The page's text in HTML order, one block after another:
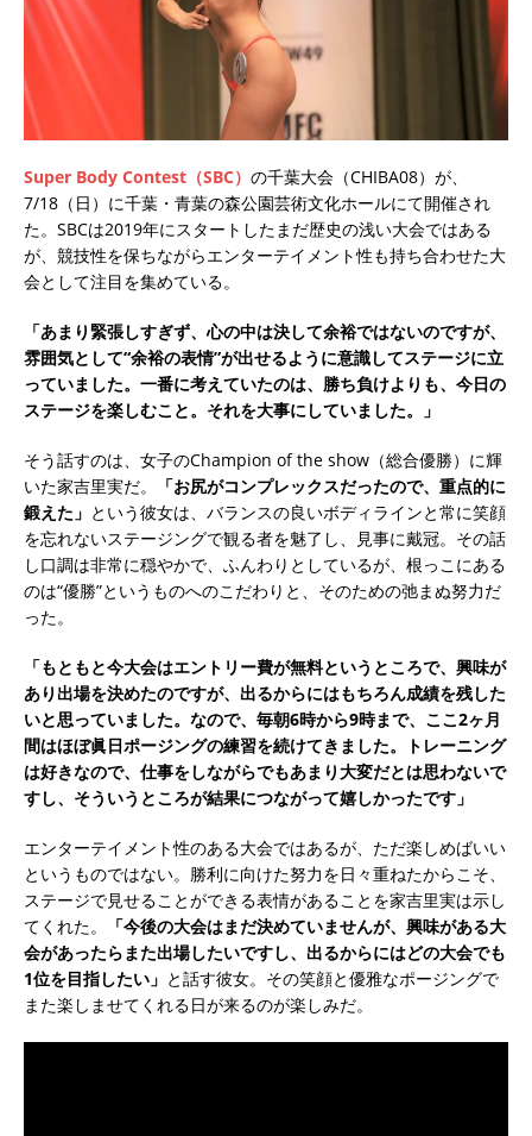
Super Body Contest（SBC） の千葉大会（CHIBA08）が、
7/18（日）に千葉・青葉の森公園芸術文化ホールにて開催され
た。SBCは2019年にスタートしたまだ歴史の浅い大会ではある
が、競技性を保ちながらエンターテイメント性も持ち合わせた大
会として注目を集めている。
「あまり緊張しすぎず、心の中は決して余裕ではないのですが、
雰囲気として“余裕の表情”が出せるように意識してステージに立
っていました。一番に考えていたのは、勝ち負けよりも、今日の
ステージを楽しむこと。それを大事にしていました。」
そう話すのは、女子のChampion of the show（総合優勝）に輝
いた家吉里実だ。
「お尻がコンプレックスだったので、重点的に
鍛えた」 という彼女は、バランスの良いボディラインと常に笑顔
を忘れないステージングで観る者を魅了し、見事に戴冠。その話
し口調は非常に穏やかで、ふんわりとしているが、根っこにある
のは“優勝”というものへのこだわりと、そのための弛まぬ努力だ
った。
「もともと今大会はエントリー費が無料というところで、興味が
あり出場を決めたのですが、出るからにはもちろん成績を残した
いと思っていました。なので、毎朝6時から9時まで、ここ2ヶ月
間はほぼ眞日ポージングの練習を続けてきました。トレーニング
は好きなので、仕事をしながらでもあまり大変だとは思わないで
すし、そういうところが結果につながって嬉しかったです」
エンターテイメント性のある大会ではあるが、ただ楽しめばいい
というものではない。勝利に向けた努力を日々重ねたからこそ、
ステージで見せることができる表情があることを家吉里実は示し
てくれた。
「今後の大会はまだ決めていませんが、興味がある大
会があったらまた出場したいですし、出るからにはどの大会でも
1位を目指したい」 と話す彼女。その笑顔と優雅なポージングで
また楽しませてくれる日が来るのが楽しみだ。